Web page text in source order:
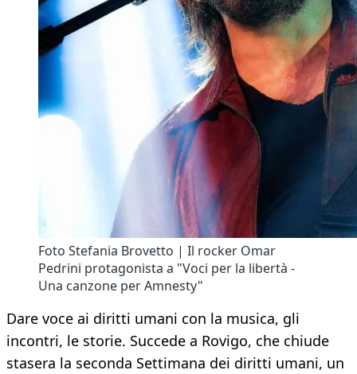
Foto Stefania Brovetto | Il rocker Omar
Pedrini protagonista a "Voci per la libertà -
Una canzone per Amnesty"
Dare voce ai diritti umani con la musica, gli
incontri, le storie. Succede a Rovigo, che chiude
stasera la seconda Settimana dei diritti umani, un